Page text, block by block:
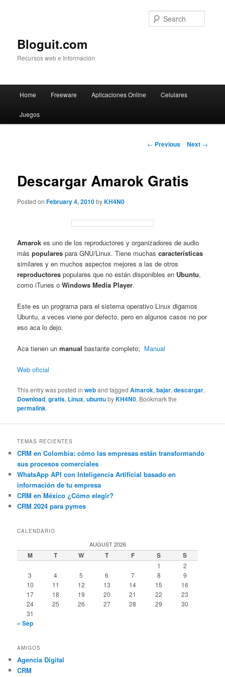
Bloguit.com
Recursos web e Información
Skip
to
Home Freeware Aplicaciones Online Celulares
Juegos
Post
← Previous Next →
Descargar Amarok Gratis
Posted onFebruary 4, 2010byKH4N0
Amarok es uno de los reproductores y organizadores de audio
más populares para GNU/Linux. Tiene muchascaracterísticas
similares y en muchos aspectos mejores a las de otros
reproductores populares que no están disponibles en Ubuntu,
como iTunes oWindows Media Player.
Este es un programa para el sistema operativo Linux digamos
Ubuntu, a veces viene por defecto, pero en algunos casos no por
eso aca lo dejo.
Aca tienen unmanualbastante completo; Manual
Web oficial
This entry was posted inweband taggedAmarok,bajar,descargar,
Download,gratis, Linux,ubuntubyKH4N0. Bookmark the
permalink.
TEMAS RECIENTES
CRM en Colombia: cómo las empresas están transformando
sus procesos comerciales
WhatsApp API con Inteligencia Artificial basado en
información de tu empresa
CRM en México ¿Cómo elegir?
CRM 2024 para pymes
CALENDARIO
AUGUST 2026
M T W T F S S
1
2
3
4 5 6 7 8
9
10
11 12 13 14 15
16
17
18 19 20 21 22
23
24
25 26 27 28 29
30
31
« Sep
AMIGOS
Agencia Digital
CRM